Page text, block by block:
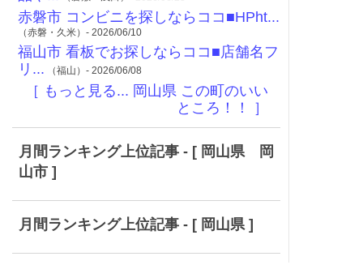
赤磐市 コンビニを探しならココ■HPht...
（赤磐・久米）- 2026/06/10
福山市 看板でお探しならココ■店舗名フ
リ... （福山）- 2026/06/08
［ もっと見る... 岡山県 この町のいい
ところ！！ ］
月間ランキング上位記事 - [ 岡山県 岡
山市 ]
月間ランキング上位記事 - [ 岡山県 ]